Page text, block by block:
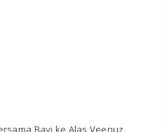
Bayi ke Alas Veenuz